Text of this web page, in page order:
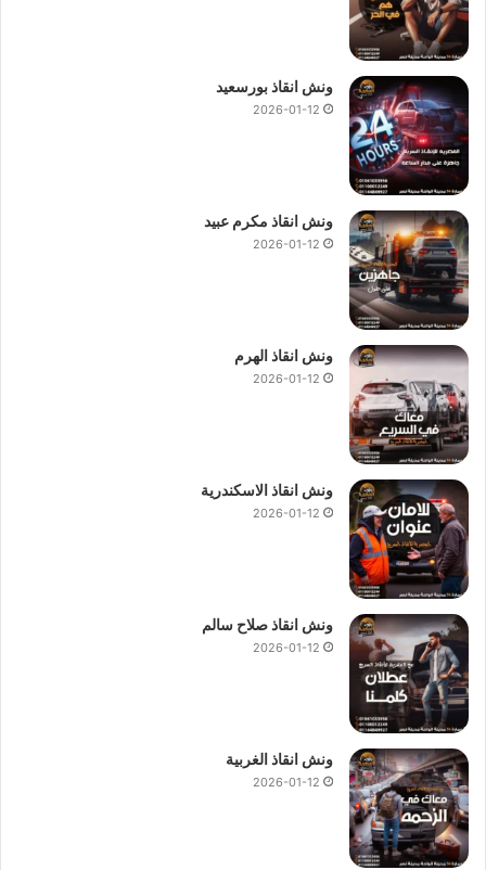
ونش انقاذ بورسعيد
2026-01-12
ونش انقاذ مكرم عبيد
2026-01-12
ونش انقاذ الهرم
2026-01-12
ونش انقاذ الاسكندرية
2026-01-12
ونش انقاذ صلاح سالم
2026-01-12
ونش انقاذ الغربية
2026-01-12